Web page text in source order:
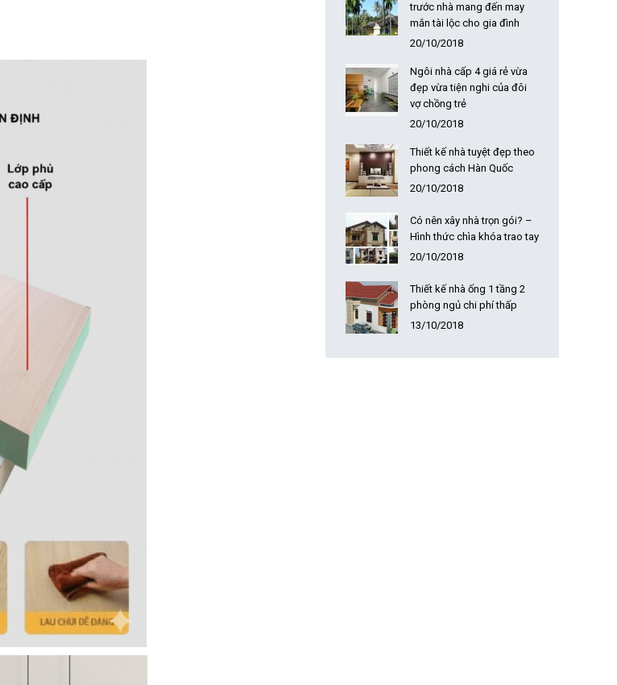
trước nhà mang đến may
mắn tài lộc cho gia đình
20/10/2018
Ngôi nhà cấp 4 giá rẻ vừa
đẹp vừa tiện nghi của đôi
vợ chồng trẻ
20/10/2018
Thiết kế nhà tuyệt đẹp theo
phong cách Hàn Quốc
20/10/2018
Có nên xây nhà trọn gói? –
Hình thức chìa khóa trao tay
20/10/2018
Thiết kế nhà ống 1 tầng 2
phòng ngủ chi phí thấp
13/10/2018